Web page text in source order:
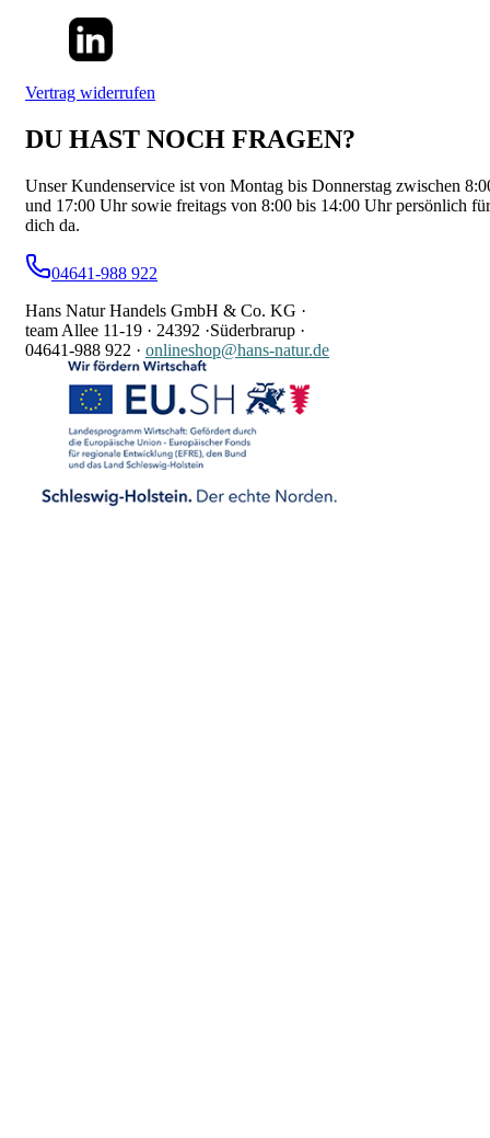
Vertrag widerrufen
DU HAST NOCH FRAGEN?
Unser Kundenservice ist von Montag bis Donnerstag zwischen
und 17:00 Uhr sowie freitags von 8:00 bis 14:00 Uhr persönlich für
dich da.
04641-988 922
Hans Natur Handels GmbH & Co. KG ·
team Allee 11-19 · 24392 ·Süderbrarup ·
04641-988 922 · onlineshop@hans-natur.de